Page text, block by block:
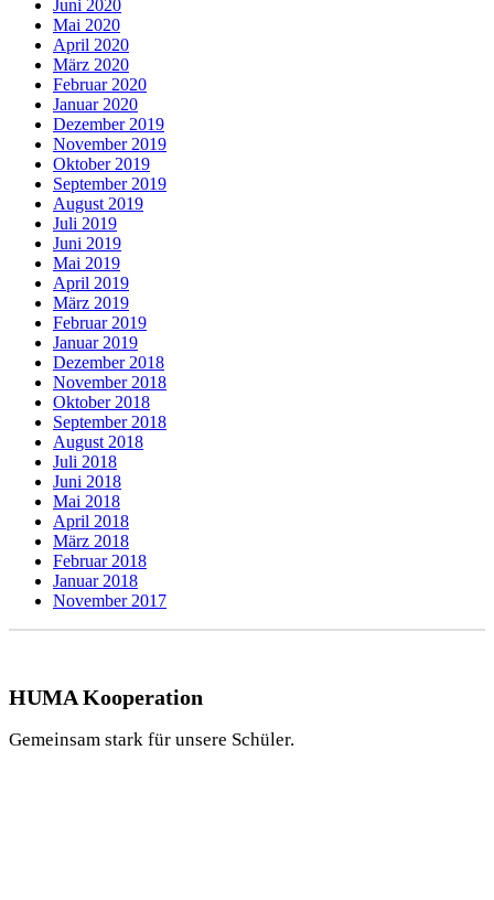
Juni 2020
Mai 2020
April 2020
März 2020
Februar 2020
Januar 2020
Dezember 2019
November 2019
Oktober 2019
September 2019
August 2019
Juli 2019
Juni 2019
Mai 2019
April 2019
März 2019
Februar 2019
Januar 2019
Dezember 2018
November 2018
Oktober 2018
September 2018
August 2018
Juli 2018
Juni 2018
Mai 2018
April 2018
März 2018
Februar 2018
Januar 2018
November 2017
HUMA Kooperation
Gemeinsam stark für unsere Schüler.